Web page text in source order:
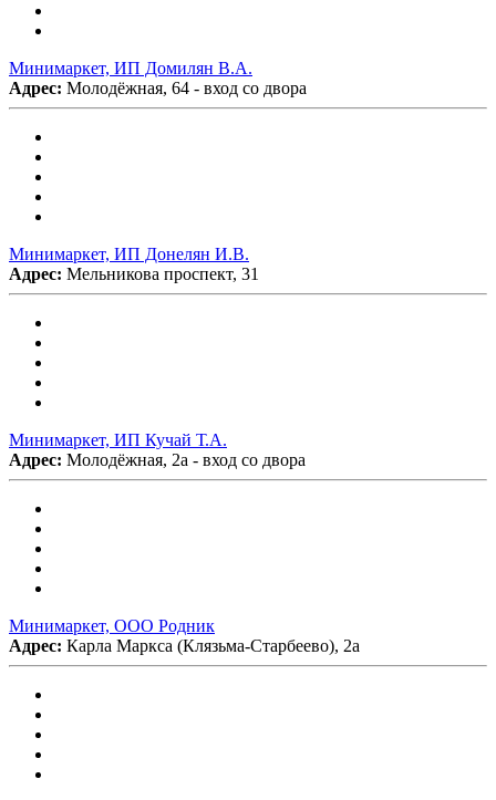
Минимаркет, ИП Домилян В.А.
Адрес: Молодёжная, 64 - вход со двора
Минимаркет, ИП Донелян И.В.
Адрес: Мельникова проспект, 31
Минимаркет, ИП Кучай Т.А.
Адрес: Молодёжная, 2а - вход со двора
Минимаркет, ООО Родник
Адрес: Карла Маркса (Клязьма-Старбеево), 2а